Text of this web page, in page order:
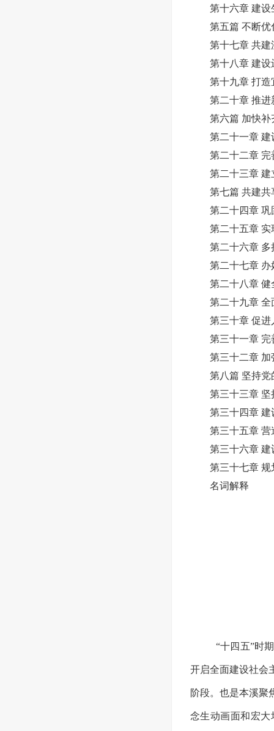
第十六章 建设
第五篇 不断优
第十七章 共建
第十八章 建设
第十九章 打造
第二十章 推进
第六篇 加快补
第二十一章 建
第二十二章 完
第二十三章 建
第七篇 共建共
第二十四章 巩
第二十五章 实
第二十六章 多
第二十七章 办
第二十八章 健
第二十九章 全
第三十章 促进
第三十一章 完
第三十二章 加
第八篇 坚持党
第三十三章 坚
第三十四章 建
第三十五章 营
第三十六章 建
第三十七章 规
名词解释
“十四五”时
开启全面建设社会
阶段。也是本溪聚
念生动画面和宏大